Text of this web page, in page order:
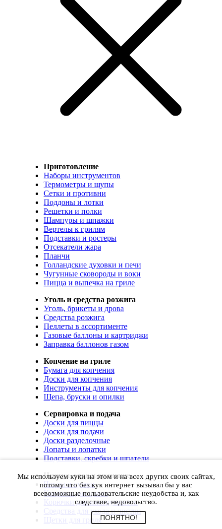
Приготовление
Наборы инструментов
Термометры и щупы
Сетки и противни
Поддоны и лотки
Решетки и полки
Шампуры и шпажки
Вертелы к грилям
Подставки и ростеры
Отсекатели жара
Планчи
Голландские духовки и печи
Чугунные сковороды и воки
Пицца и выпечка на гриле
Уголь и средства розжига
Уголь, брикеты и дрова
Средства розжига
Пеллеты в ассортименте
Газовые баллоны и картриджи
Заправка баллонов газом
Копчение на гриле
Бумага для копчения
Доски для копчения
Инструменты для копчения
Щепа, бруски и опилки
Сервировка и подача
Доски для пиццы
Доски для подачи
Доски разделочные
Лопаты и лопатки
Подставки, скребки и шпатели
Чистка, уход и хранение
Чехлы и сумки
Коврики для гриля
Корючки для инструментов
Средства для ухода и чистки
Щетки для гриля
Мы используем куки на этом и на всех других своих сайтах,
потому что без кук интернет вызывал бы у вас
всевозможные пользовательские неудобства и, как
следствие, недовольство.
ПОНЯТНО!